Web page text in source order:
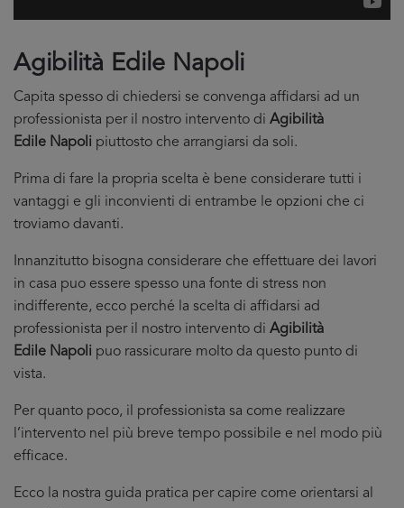
Agibilità Edile Napoli
Capita spesso di chiedersi se convenga affidarsi ad un
professionista per il nostro intervento di Agibilità
Edile Napoli piuttosto che arrangiarsi da soli.
Prima di fare la propria scelta è bene considerare tutti i
vantaggi e gli inconvienti di entrambe le opzioni che ci
troviamo davanti.
Innanzitutto bisogna considerare che effettuare dei lavori
in casa puo essere spesso una fonte di stress non
indifferente, ecco perché la scelta di affidarsi ad
professionista per il nostro intervento di Agibilità
Edile Napoli puo rassicurare molto da questo punto di
vista.
Per quanto poco, il professionista sa come realizzare
l’intervento nel più breve tempo possibile e nel modo più
efficace.
Ecco la nostra guida pratica per capire come orientarsi al